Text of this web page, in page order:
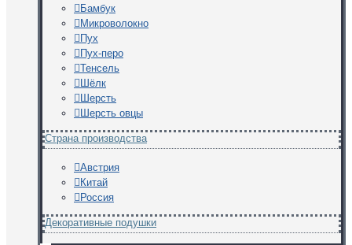
Бамбук
Микроволокно
Пух
Пух-перо
Тенсель
Шёлк
Шерсть
Шерсть овцы
Страна производства
Австрия
Китай
Россия
Декоративные подушки